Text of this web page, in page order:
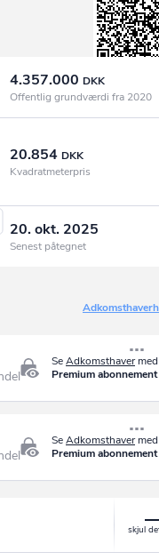
4.357.000 DKK
Offentlig grundværdi fra 2020
20.854 DKK
Kvadratmeterpris
20. okt. 2025
Senest påtegnet
SeAdkomsthaver
Premium abonnement
SeAdkomsthaver
Premium abonnement